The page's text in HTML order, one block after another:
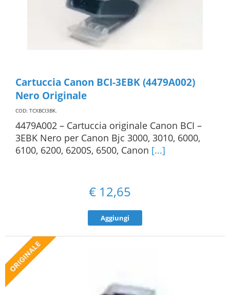
Cartuccia Canon BCI-3EBK (4479A002)
Nero Originale
COD: TCXBCI3BK.
4479A002 – Cartuccia originale Canon BCI –
3EBK Nero per Canon Bjc 3000, 3010, 6000,
6100, 6200, 6200S, 6500, Canon [...]
€ 12,65
Aggiungi